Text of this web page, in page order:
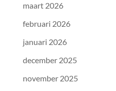
maart 2026
februari 2026
januari 2026
december 2025
november 2025